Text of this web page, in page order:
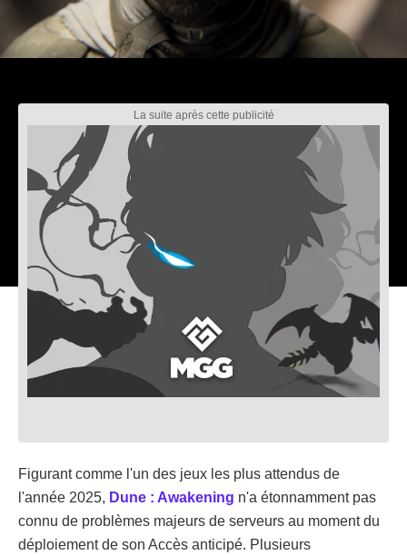
Figurant comme l'un des jeux les plus attendus de
l'année 2025, Dune : Awakening n'a étonnamment pas
connu de problèmes majeurs de serveurs au moment du
déploiement de son Accès anticipé. Plusieurs